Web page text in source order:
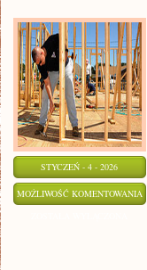
STYCZEŃ - 4 - 2026
MOŻLIWOŚĆ KOMENTOWANIA